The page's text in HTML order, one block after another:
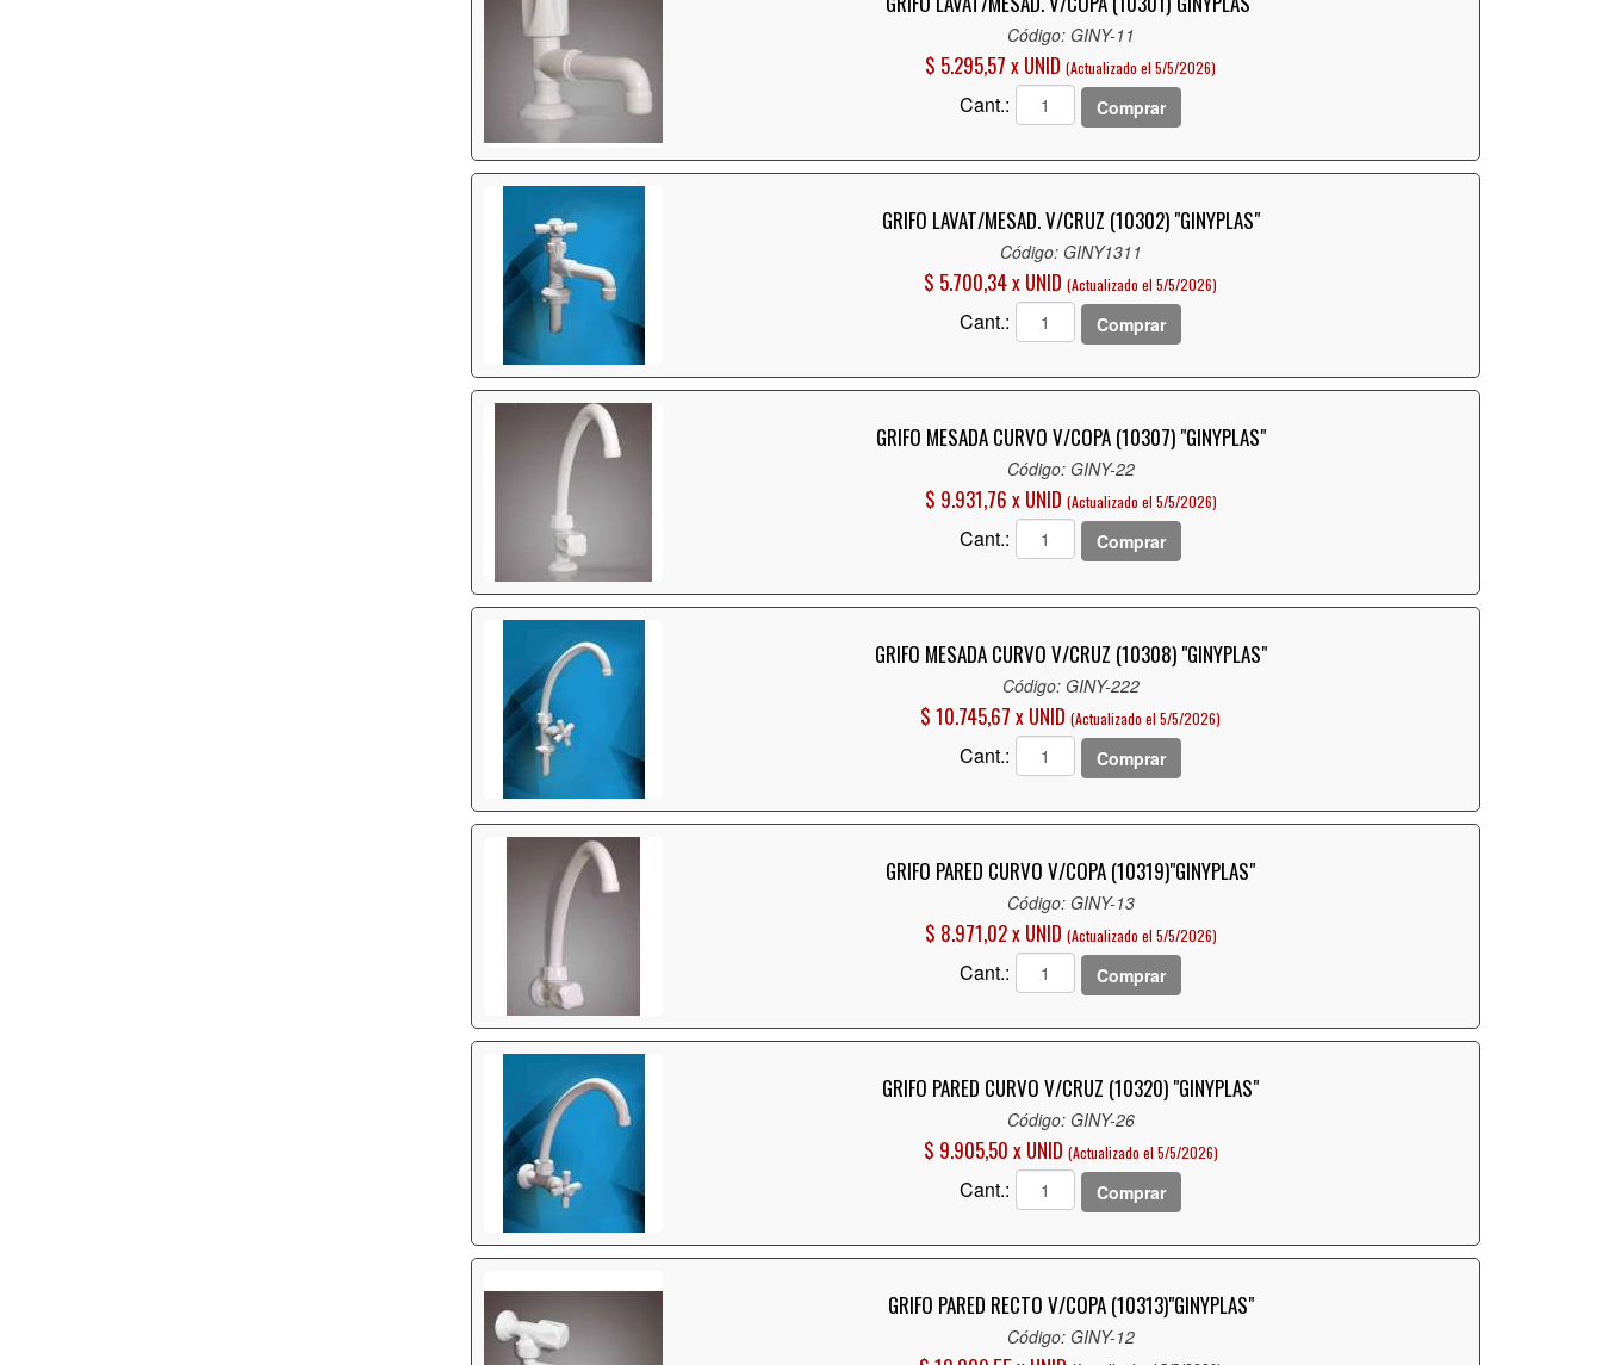
Código: GINY-11
$ 5.295,57 x UNID (Actualizado el 5/5/2026)
Cant.: Comprar
GRIFO LAVAT/MESAD. V/CRUZ (10302) "GINYPLAS"
Código: GINY1311
$ 5.700,34 x UNID (Actualizado el 5/5/2026)
Cant.: Comprar
GRIFO MESADA CURVO V/COPA (10307) "GINYPLAS"
Código: GINY-22
$ 9.931,76 x UNID (Actualizado el 5/5/2026)
Cant.: Comprar
GRIFO MESADA CURVO V/CRUZ (10308) "GINYPLAS"
Código: GINY-222
$ 10.745,67 x UNID (Actualizado el 5/5/2026)
Cant.: Comprar
GRIFO PARED CURVO V/COPA (10319)"GINYPLAS"
Código: GINY-13
$ 8.971,02 x UNID (Actualizado el 5/5/2026)
Cant.: Comprar
GRIFO PARED CURVO V/CRUZ (10320) "GINYPLAS"
Código: GINY-26
$ 9.905,50 x UNID (Actualizado el 5/5/2026)
Cant.: Comprar
GRIFO PARED RECTO V/COPA (10313)"GINYPLAS"
Código: GINY-12